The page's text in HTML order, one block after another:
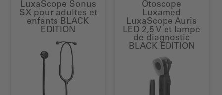
LuxaScope Sonus
SX pour adultes et
enfants BLACK
EDITION
Otoscope
Luxamed
LuxaScope Auris
LED 2,5 V et lampe
de diagnostic
BLACK EDITION